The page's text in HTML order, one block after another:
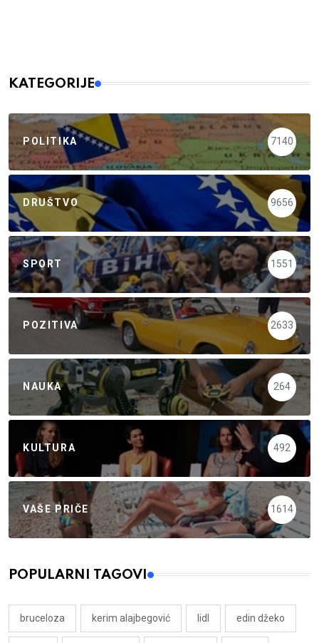
KATEGORIJE
POLITIKA 7140
DRUŠTVO 9656
SPORT 1551
POZITIVA 2633
NAUKA 264
KULTURA 492
VAŠE PRIČE 1614
POPULARNI TAGOVI
bruceloza kerim alajbegović lidl edin džeko